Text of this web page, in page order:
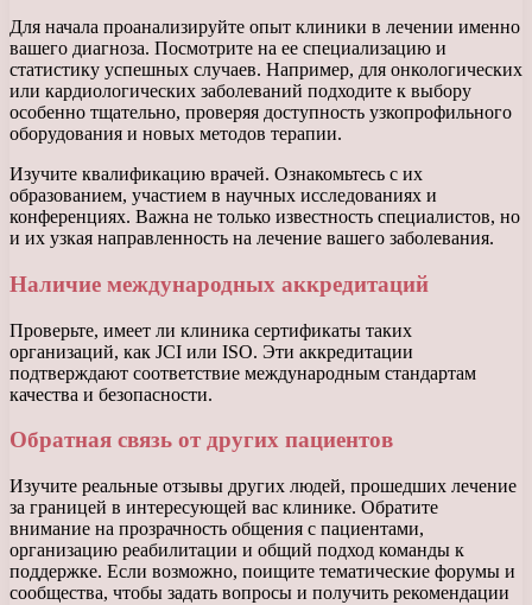
Для начала проанализируйте опыт клиники в лечении именно
вашего диагноза. Посмотрите на ее специализацию и
статистику успешных случаев. Например, для онкологических
или кардиологических заболеваний подходите к выбору
особенно тщательно, проверяя доступность узкопрофильного
оборудования и новых методов терапии.
Изучите квалификацию врачей. Ознакомьтесь с их
образованием, участием в научных исследованиях и
конференциях. Важна не только известность специалистов, но
и их узкая направленность на лечение вашего заболевания.
Наличие международных аккредитаций
Проверьте, имеет ли клиника сертификаты таких
организаций, как JCI или ISO. Эти аккредитации
подтверждают соответствие международным стандартам
качества и безопасности.
Обратная связь от других пациентов
Изучите реальные отзывы других людей, прошедших лечение
за границей в интересующей вас клинике. Обратите
внимание на прозрачность общения с пациентами,
организацию реабилитации и общий подход команды к
поддержке. Если возможно, поищите тематические форумы и
сообщества, чтобы задать вопросы и получить рекомендации